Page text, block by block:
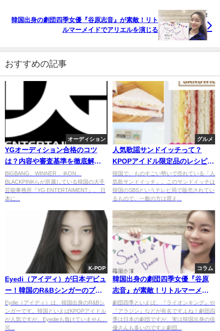
韓国出身の劇団四季女優『谷原志音』が素敵！リト
ルマーメイドでアリエルを演じる
おすすめの記事
オーディション
YGオーディション合格のコツ
は？内容や審査基準を徹底解
剖！
BIGBANG、WINNER 、iKON、
BLACKPINKらが所属している韓国の大手
芸能事務所『YG ENTERTAIMENT』。 日
本に...
グルメ
人気歌謡サンドイッチって？
KPOPアイドル限定品のレシピと
作り方も紹介！
韓国で、ものすごい勢いで売れている「人
気歌サンドイッチ」。このサンドイッチは
韓国のSBSというテレビ局で販売されてい
るもので、一般の方は買え...
K-POP
Eyedi（アイディ）が日本デビュ
ー！韓国のR&Bシンガーのプロ
フィールとおすすめ曲を紹介！
Eydie（アイディ）は、韓国出身のR&Bシ
ンガーです。韓国といえばKPOPアイドル
が人気ですが、Eyedieも負けていません。
可...
コラム
韓国出身の劇団四季女優『谷原
志音』が素敵！リトルマーメイ
ドでアリエルを演じる
劇団四季といえば、『ライオンキング』や
『アラジン』などが有名ですよね！劇団四
季は日本の劇団ですが、実は韓国出身の俳
優さんも多いのです♫ 劇団...